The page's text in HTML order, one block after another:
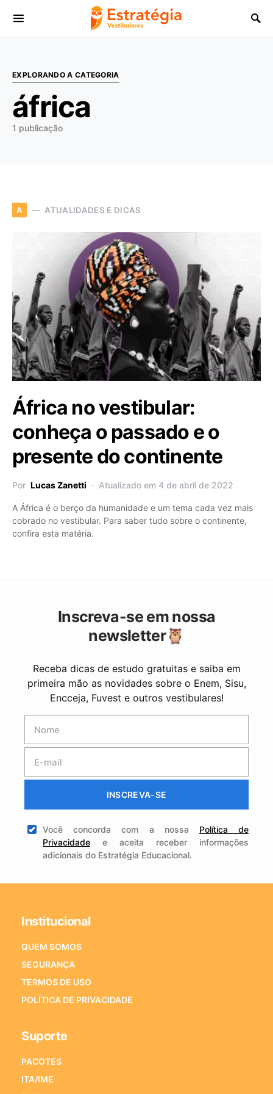
Procurar:
EXPLORANDO A CATEGORIA
áfrica
1 publicação
A ATUALIDADES E DICAS
África no vestibular:
conheça o passado e o
presente do continente
Por Lucas Zanetti Atualizado em 4 de abril de 2022
A África é o berço da humanidade e um tema cada vez mais
cobrado no vestibular. Para saber tudo sobre o continente,
confira esta matéria.
Inscreva-se em nossa
newsletter🦉
Receba dicas de estudo gratuitas e saiba em
primeira mão as novidades sobre o Enem, Sisu,
Encceja, Fuvest e outros vestibulares!
INSCREVA-SE
Você concorda com a nossa Política de
Privacidade e aceita receber informações
adicionais do Estratégia Educacional.
Institucional
QUEM SOMOS
SEGURANÇA
TERMOS DE USO
POLÍTICA DE PRIVACIDADE
Suporte
PACOTES
ITA/IME